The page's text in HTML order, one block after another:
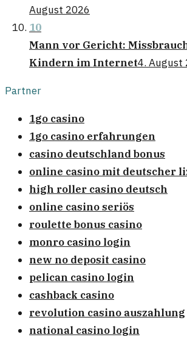
August 2026
10
Mann vor Gericht:
Kindern im Internet4. August
Partner
1go casino
1go casino erfahrungen
casino deutschland bonus
online casino mit deutscher
high roller casino deutsch
online casino seriös
roulette bonus casino
monro casino login
new no deposit casino
pelican casino login
cashback casino
revolution casino auszahlung
national casino login